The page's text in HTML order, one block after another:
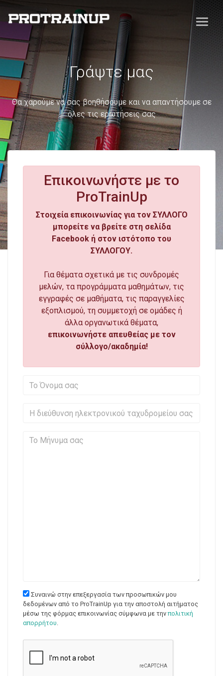
Γράψτε μας
Θα χαρούμε να σας βοηθήσουμε και να απαντήσουμε σε
όλες τις ερωτήσεις σας
Επικοινωνήστε με το
ProTrainUp
Στοιχεία επικοινωνίας για τον ΣΥΛΛΟΓΟ
μπορείτε να βρείτε στη σελίδα
Facebook ή στον ιστότοπο του
ΣΥΛΛΟΓΟΥ.
Για θέματα σχετικά με τις συνδρομές
μελών, τα προγράμματα μαθημάτων, τις
εγγραφές σε μαθήματα, τις παραγγελίες
εξοπλισμού, τη συμμετοχή σε ομάδες ή
άλλα οργανωτικά θέματα,
επικοινωνήστε απευθείας με τον
σύλλογο/ακαδημία!
Η διεύθυνση ηλεκτρονικού
Συναινώ στην επεξεργασία των προσωπικών μου
δεδομένων από το ProTrainUp για την αποστολή αιτήματος
μέσω της φόρμας επικοινωνίας σύμφωνα με τηνπολιτική
απορρήτου.